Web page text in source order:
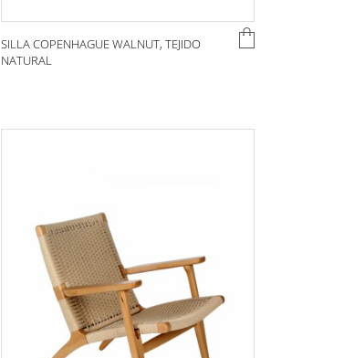
SILLA COPENHAGUE WALNUT, TEJIDO
NATURAL